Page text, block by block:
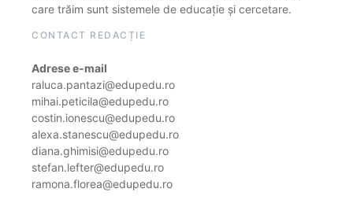
care trăim sunt sistemele de educație și cercetare.
CONTACT REDACȚIE
Adrese e-mail
raluca.pantazi@edupedu.ro
mihai.peticila@edupedu.ro
costin.ionescu@edupedu.ro
alexa.stanescu@edupedu.ro
diana.ghimisi@edupedu.ro
stefan.lefter@edupedu.ro
ramona.florea@edupedu.ro